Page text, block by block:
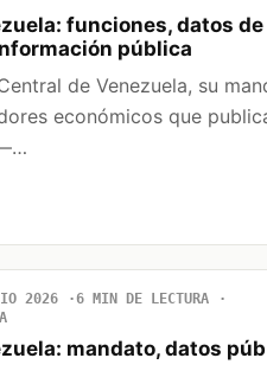
funciones, datos de
pública
de Venezuela, su
económicos que
2026
6 MIN DE LECTURA
mandato, datos